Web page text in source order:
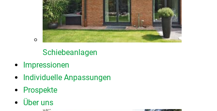
Schiebeanlagen
Impressionen
Individuelle Anpassungen
Prospekte
Über uns